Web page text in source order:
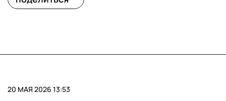
20 МАЯ 2026 13:53